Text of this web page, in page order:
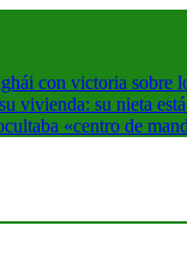
con victoria sobre
vivienda: su nieta
«centro de